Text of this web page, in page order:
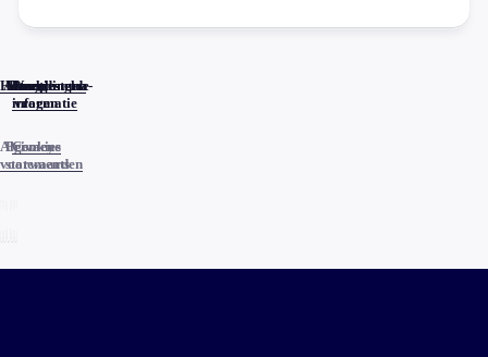
Home
Actueel
Uitzendingen
Reacties
Programma-
informatie
Veelgestelde
vragen
Algemene
voorwaarden
Privacy
statements
Cookies